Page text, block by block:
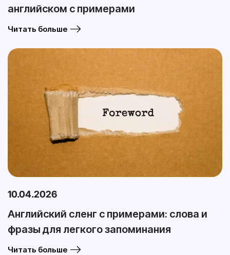
английском с примерами
Читать больше
10.04.2026
Английский сленг с примерами: слова и
фразы для легкого запоминания
Читать больше